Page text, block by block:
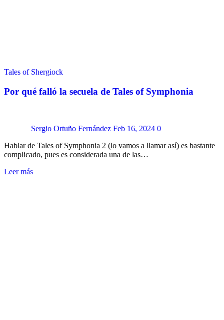
Tales of Shergiock
Por qué falló la secuela de Tales of Symphonia
Sergio Ortuño Fernández Feb 16, 2024 0
Hablar de Tales of Symphonia 2 (lo vamos a llamar así) es bastante
complicado, pues es considerada una de las…
Leer más